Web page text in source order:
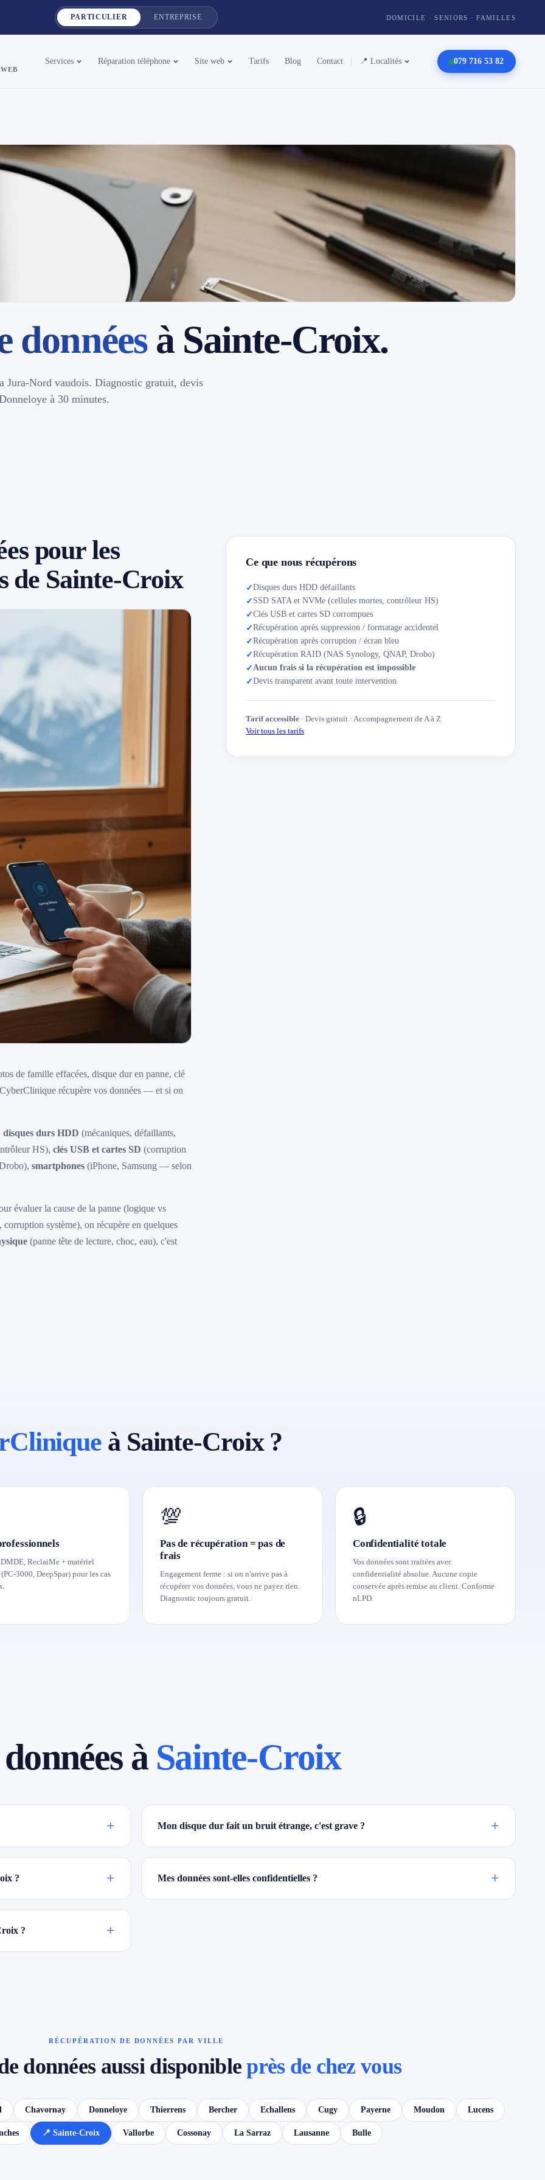
PARTICULIER ENTREPRISE DOMICILE · SENIORS · FAMILLES
Services Réparation téléphone Site web Tarifs Blog Contact 📍 Localités 079 716 53 82
donnéesà Sainte-Croix.
Jura-Nord vaudois. Diagnostic gratuit, devis
à 30 minutes.
pour les
de Sainte-Croix
de famille effacées, disque dur en panne, clé
récupère vos données — et si on
disques durs HDD (mécaniques, défaillants,
HS), clés USB et cartes SD (corruption
smartphones (iPhone, Samsung — selon
évaluer la cause de la panne (logique vs
système), on récupère en quelques
(panne tête de lecture, choc, eau), c'est
Ce que nous récupérons
✓Disques durs HDD défaillants
✓ SSD SATA et NVMe (cellules mortes, contrôleur HS)
✓Clés USB et cartes SD corrompues
✓Récupération après suppression / formatage accidentel
✓Récupération après corruption / écran bleu
✓Récupération RAID (NAS Synology, QNAP, Drobo)
✓Aucun frais si la récupération est impossible
✓Devis transparent avant toute intervention
Tarif accessible · Devis gratuit · Accompagnement de A à Z
Voir tous les tarifs
à Sainte-Croix ?
ReclaiMe + matériel
3000, DeepSpar) pour les cas
💯
Pas de récupération = pas de
frais
Engagement ferme : si on n'arrive pas à
récupérer vos données, vous ne payez rien.
Diagnostic toujours gratuit.
🔒
Confidentialité totale
Vos données sont traitées avec
confidentialité absolue. Aucune copie
conservée après remise au client. Conforme
nLPD.
à Sainte-Croix
+ Mon disque dur fait un bruit étrange, c'est grave ? +
? + Mes données sont-elles confidentielles ? +
? +
RÉCUPÉRATION DE DONNÉES PAR VILLE
données aussi disponibleprès de chez vous
Chavornay Donneloye Thierrens Bercher Echallens Cugy Payerne Moudon Lucens
📍 Sainte-Croix Vallorbe Cossonay La Sarraz Lausanne Bulle